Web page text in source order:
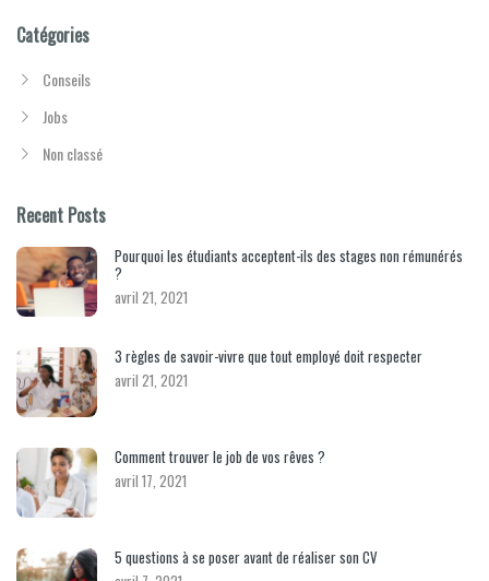
l
*
Catégories
Conseils
Jobs
Non classé
Recent Posts
Pourquoi les étudiants acceptent-ils des stages non rémunérés
?
avril 21, 2021
3 règles de savoir-vivre que tout employé doit respecter
avril 21, 2021
Comment trouver le job de vos rêves ?
avril 17, 2021
5 questions à se poser avant de réaliser son CV